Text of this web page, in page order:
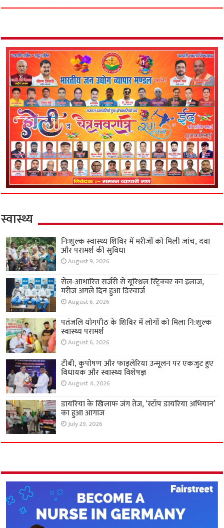
स्वास्थ्य
निःशुल्क स्वास्थ्य शिविर में मरीजों को मिली जांच, दवा
और परामर्श की सुविधा
August 9, 2026
सेल-आधारित सर्जरी से यूरिथ्रल स्ट्रिक्चर का इलाज,
मरीज अगले दिन हुआ डिस्चार्ज
August 6, 2026
पतंजलि योगपीठ के शिविर में लोगों को मिला नि:शुल्क
स्वास्थ्य परामर्श
August 6, 2026
टीबी, कुपोषण और फाइलेरिया उन्मूलन पर एकजुट हुए
विधायक और स्वास्थ्य विशेषज्ञ
August 4, 2026
डायरिया के खिलाफ जंग तेज, ‘स्टॉप डायरिया अभियान’
का हुआ आगाज
July 29, 2026